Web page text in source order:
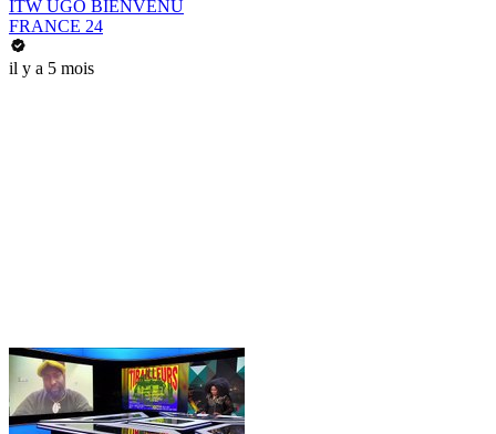
ITW UGO BIENVENU
FRANCE 24
il y a 5 mois